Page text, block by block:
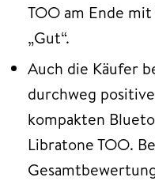
TOO am Ende
„Gut“.
Auch die Käufer
durchweg
kompakten
Libratone TOO.